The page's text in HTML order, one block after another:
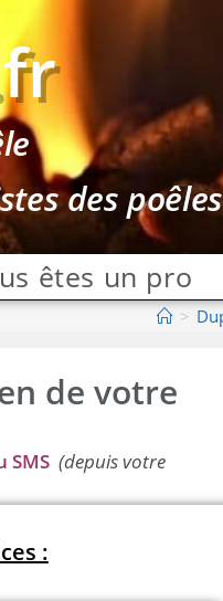
des
êtes un pro
>
de votre
SMS(depuis votre
: